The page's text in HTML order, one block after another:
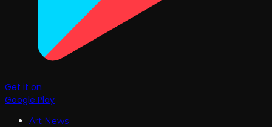
Get it on
Google Play
Art News